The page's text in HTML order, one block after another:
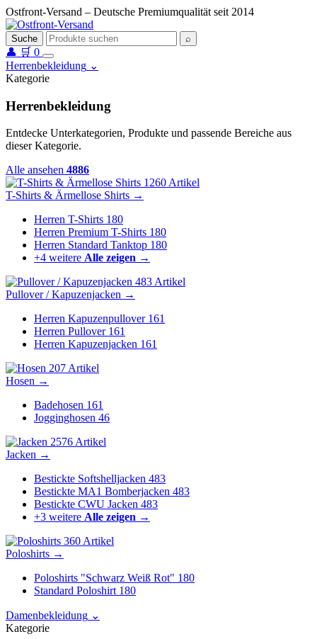
Ostfront-Versand – Deutsche Premiumqualität seit 2014
Suche ⌕
👤 🛒 0
Herrenbekleidung ⌄
Kategorie
Herrenbekleidung
Entdecke Unterkategorien, Produkte und passende Bereiche aus
dieser Kategorie.
Alle ansehen 4886
1260 Artikel
T-Shirts & Ärmellose Shirts →
Herren T-Shirts 180
Herren Premium T-Shirts 180
Herren Standard Tanktop 180
+4 weitere Alle zeigen →
483 Artikel
Pullover / Kapuzenjacken →
Herren Kapuzenpullover 161
Herren Pullover 161
Herren Kapuzenjacken 161
207 Artikel
Hosen →
Badehosen 161
Jogginghosen 46
2576 Artikel
Jacken →
Bestickte Softshelljacken 483
Bestickte MA1 Bomberjacken 483
Bestickte CWU Jacken 483
+3 weitere Alle zeigen →
360 Artikel
Poloshirts →
Poloshirts "Schwarz Weiß Rot" 180
Standard Poloshirt 180
Damenbekleidung ⌄
Kategorie